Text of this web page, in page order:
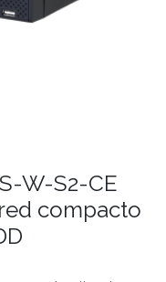
W-S2-CE
compacto